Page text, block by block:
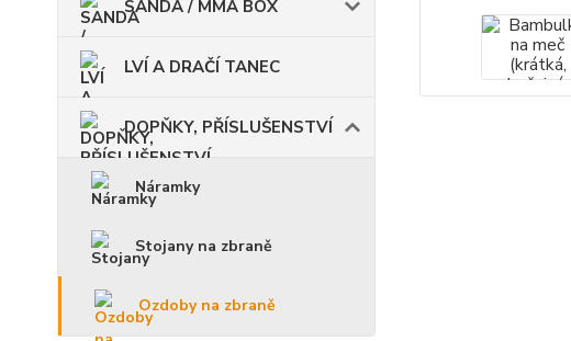
SANDA / MMA BOX
LVÍ A DRAČÍ TANEC
DOPŇKY, PŘÍSLUŠENSTVÍ
Náramky
Stojany na zbraně
Ozdoby na zbraně